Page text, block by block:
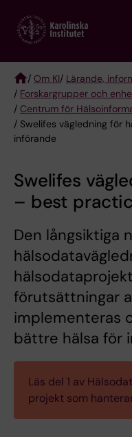
main
Breadcrumb
/ Om KI/ Lärande,
/ Forskargrupper och
/ Centrum för
/ Swelifes vägledning för
införande
Swelifes
– best
Den långsiktiga
förutsättningar
implementeras
bättre hälsa för
Läs del 1 av
projekt som